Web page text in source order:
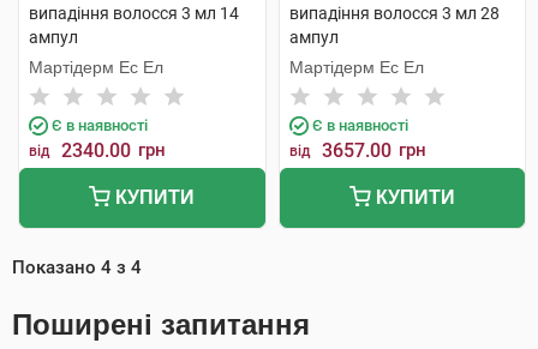
випадіння волосся 3 мл 14
ампул
Мартідерм Ес Ел
Є в наявності
від 2340.00 грн
КУПИТИ
випадіння волосся 3 мл 28
ампул
Мартідерм Ес Ел
Є в наявності
від 3657.00 грн
КУПИТИ
Показано 4 з 4
Поширені запитання